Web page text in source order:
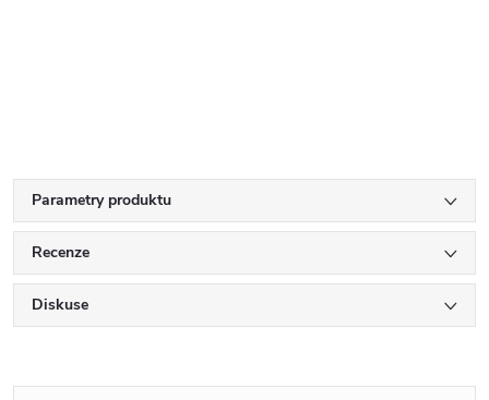
Parametry produktu
Recenze
Diskuse